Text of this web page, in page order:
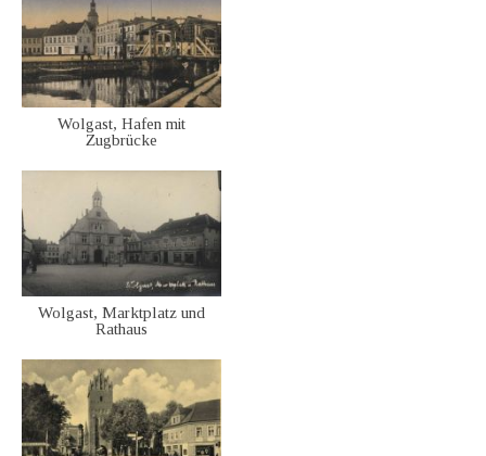
Wolgast, Hafen mit
Zugbrücke
Wolgast, Marktplatz und
Rathaus